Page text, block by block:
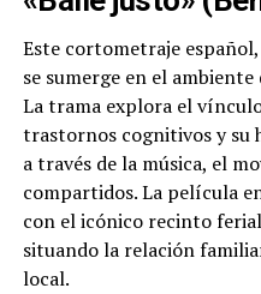
Este cortometraje
se sumerge en el
La trama explora el
trastornos cognitivos y su
a través de la música, el
compartidos. La película
con el icónico recinto
situando la relación
local.